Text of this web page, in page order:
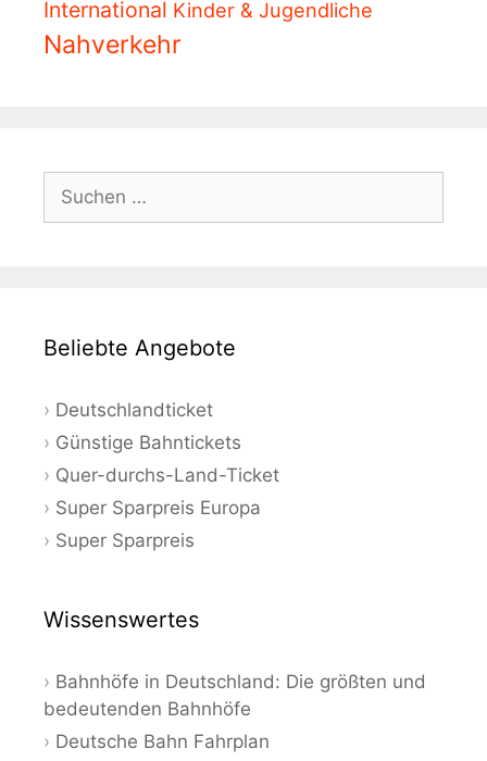
International Kinder & Jugendliche
Nahverkehr
nach:
Beliebte Angebote
Deutschlandticket
Günstige Bahntickets
Quer-durchs-Land-Ticket
Super Sparpreis Europa
Super Sparpreis
Wissenswertes
Bahnhöfe in Deutschland: Die größten und
bedeutenden Bahnhöfe
Deutsche Bahn Fahrplan